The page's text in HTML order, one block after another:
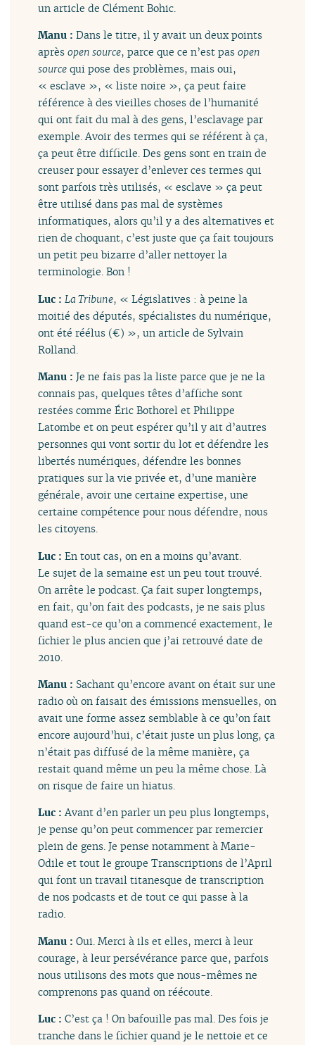
un article de Clément Bohic.
Manu :Dans le titre, il y avait un deux points
aprèsopen source, parce que ce n’est pasopen
source qui pose des problèmes, mais oui,
« esclave », « liste noire », ça peut faire
référence à des vieilles choses de l’humanité
qui ont fait du mal à des gens, l’esclavage par
exemple. Avoir des termes qui se référent à ça,
ça peut être difficile. Des gens sont en train de
creuser pour essayer d’enlever ces termes qui
sont parfois très utilisés, « esclave » ça peut
être utilisé dans pas mal de systèmes
informatiques, alors qu’il y a des alternatives et
rien de choquant, c’est juste que ça fait toujours
un petit peu bizarre d’aller nettoyer la
terminologie. Bon !
Luc : La Tribune, « Législatives : à peine la
moitié des députés, spécialistes du numérique,
ont été réélus (€) », un article de Sylvain
Rolland.
Manu :Je ne fais pas la liste parce que je ne la
connais pas, quelques têtes d’affiche sont
restées comme Éric Bothorel et Philippe
Latombe et on peut espérer qu’il y ait d’autres
personnes qui vont sortir du lot et défendre les
libertés numériques, défendre les bonnes
pratiques sur la vie privée et, d’une manière
générale, avoir une certaine expertise, une
certaine compétence pour nous défendre, nous
les citoyens.
Luc :En tout cas, on en a moins qu’avant.
Le sujet de la semaine est un peu tout trouvé.
On arrête le podcast. Ça fait super longtemps,
en fait, qu’on fait des podcasts, je ne sais plus
quand est-ce qu’on a commencé exactement, le
fichier le plus ancien que j’ai retrouvé date de
2010.
Manu : Sachant qu’encore avant on était sur une
radio où on faisait des émissions mensuelles, on
avait une forme assez semblable à ce qu’on fait
encore aujourd’hui, c’était juste un plus long, ça
n’était pas diffusé de la même manière, ça
restait quand même un peu la même chose. Là
on risque de faire un hiatus.
Luc :Avant d’en parler un peu plus longtemps,
je pense qu’on peut commencer par remercier
plein de gens. Je pense notamment à Marie-
Odile et tout le groupe Transcriptions de l’April
qui font un travail titanesque de transcription
de nos podcasts et de tout ce qui passe à la
radio.
Manu :Oui. Merci à ils et elles, merci à leur
courage, à leur persévérance parce que, parfois
nous utilisons des mots que nous-mêmes ne
comprenons pas quand on réécoute.
Luc :C’est ça ! On bafouille pas mal. Des fois je
tranche dans le fichier quand je le nettoie et ce